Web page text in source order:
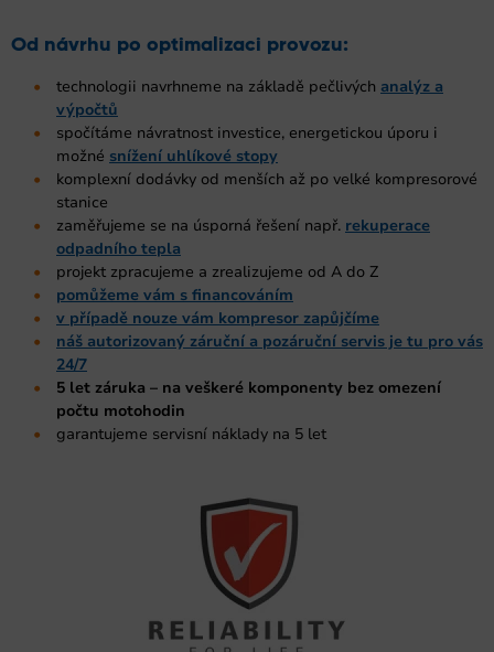
Od návrhu po optimalizaci provozu:
technologii navrhneme na základě pečlivých analýz a
výpočtů
spočítáme návratnost investice, energetickou úporu i
možné snížení uhlíkové stopy
komplexní dodávky od menších až po velké kompresorové
stanice
zaměřujeme se na úsporná řešení např. rekuperace
odpadního tepla
projekt zpracujeme a zrealizujeme od A do Z
pomůžeme vám s financováním
v případě nouze vám kompresor zapůjčíme
náš autorizovaný záruční a pozáruční servis je tu pro vás
24/7
5 let záruka – na veškeré komponenty bez omezení
počtu motohodin
garantujeme servisní náklady na 5 let